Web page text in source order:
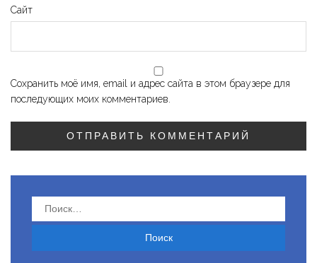
Сайт
Сохранить моё имя, email и адрес сайта в этом браузере для
последующих моих комментариев.
Найти: